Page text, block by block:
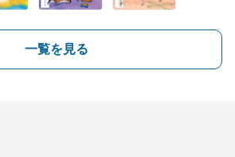
一覧を見る